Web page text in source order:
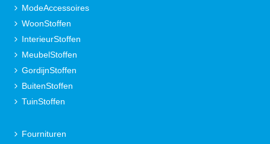
ModeAccessoires
WoonStoffen
InterieurStoffen
MeubelStoffen
GordijnStoffen
BuitenStoffen
TuinStoffen
Fournituren